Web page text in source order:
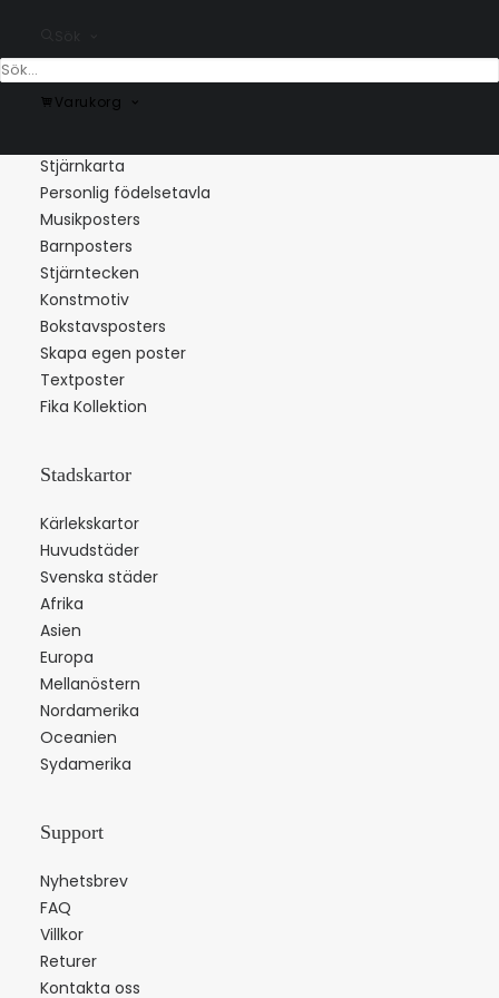
Varukorg
Populära kategorier
Stjärnkarta
Personlig födelsetavla
Musikposters
Barnposters
Stjärntecken
Konstmotiv
Bokstavsposters
Skapa egen poster
Textposter
Fika Kollektion
Stadskartor
Kärlekskartor
Huvudstäder
Svenska städer
Afrika
Asien
Europa
Mellanöstern
Nordamerika
Oceanien
Sydamerika
Support
Nyhetsbrev
FAQ
Villkor
Returer
Kontakta oss